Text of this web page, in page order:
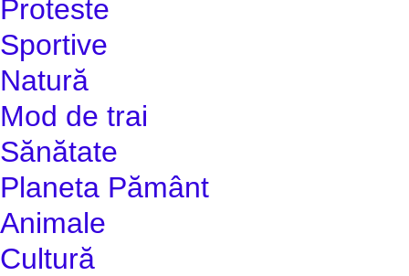
Proteste
Sportive
Natură
Mod de trai
Sănătate
Planeta Pământ
Animale
Cultură